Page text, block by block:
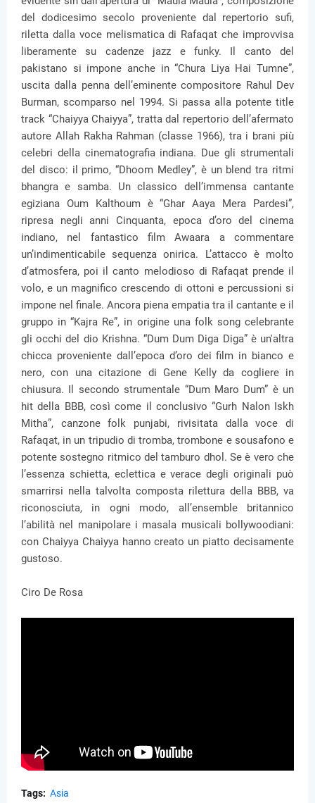
del dodicesimo secolo proveniente dal repertorio sufi,
riletta dalla voce melismatica di Rafaqat che improvvisa
liberamente su cadenze jazz e funky. Il canto del
pakistano si impone anche in “Chura Liya Hai Tumne”,
uscita dalla penna dell’eminente compositore Rahul Dev
Burman, scomparso nel 1994. Si passa alla potente title
track “Chaiyya Chaiyya”, tratta dal repertorio dell’afermato
autore Allah Rakha Rahman (classe 1966), tra i brani più
celebri della cinematografia indiana. Due gli strumentali
del disco: il primo, “Dhoom Medley”, è un blend tra ritmi
bhangra e samba. Un classico dell’immensa cantante
egiziana Oum Kalthoum è “Ghar Aaya Mera Pardesi”,
ripresa negli anni Cinquanta, epoca d’oro del cinema
indiano, nel fantastico film Awaara a commentare
un’indimenticabile sequenza onirica. L’attacco è molto
d’atmosfera, poi il canto melodioso di Rafaqat prende il
volo, e un magnifico crescendo di ottoni e percussioni si
impone nel finale. Ancora piena empatia tra il cantante e il
gruppo in “Kajra Re”, in origine una folk song celebrante
gli occhi del dio Krishna. “Dum Dum Diga Diga” è un'altra
chicca proveniente dall’epoca d’oro dei film in bianco e
nero, con una citazione di Gene Kelly da cogliere in
chiusura. Il secondo strumentale “Dum Maro Dum” è un
hit della BBB, così come il conclusivo “Gurh Nalon Iskh
Mitha”, canzone folk punjabi, rivisitata dalla voce di
Rafaqat, in un tripudio di tromba, trombone e sousafono e
potente sostegno ritmico del tamburo dhol. Se è vero che
l’essenza schietta, eclettica e verace degli originali può
smarrirsi nella talvolta composta rilettura della BBB, va
riconosciuta, in ogni modo, all’ensemble britannico
l’abilità nel manipolare i masala musicali bollywoodiani:
con Chaiyya Chaiyya hanno creato un piatto decisamente
gustoso.
Ciro De Rosa
Tags: Asia